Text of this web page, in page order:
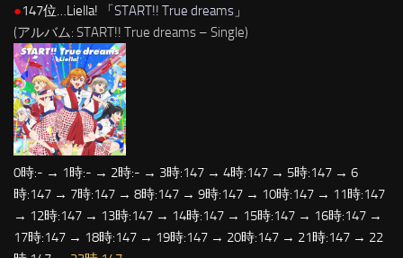
●147位…Liella! 「START!! True dreams 」
(アルバム: START!! True dreams – Single)
0時:- → 1時:- → 2時:- → 3時:147 → 4時:147 → 5時:147 → 6
時:147 → 7時:147 → 8時:147 → 9時:147 → 10時:147 → 11時:147
→ 12時:147 → 13時:147 → 14時:147 → 15時:147 → 16時:147 →
17時:147 → 18時:147 → 19時:147 → 20時:147 → 21時:147 → 22